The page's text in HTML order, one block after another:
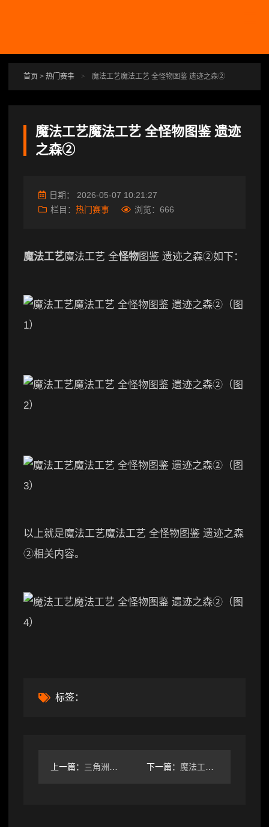
首页 > 热门赛事 > 魔法工艺魔法工艺 全怪物图鉴 遗迹之森②
魔法工艺魔法工艺 全怪物图鉴 遗迹
之森②
日期： 2026-05-07 10:21:27
栏目： 热门赛事 浏览： 666
魔法工艺魔法工艺 全怪物图鉴 遗迹之森②如下：
以上就是魔法工艺魔法工艺 全怪物图鉴 遗迹之森
②相关内容。
标签：
上一篇： 三角洲行动在洲里打 GO？！《三角洲》S7 赛季 20w 左 下一篇： 魔法工艺魔法工艺 全怪物图鉴 旧日深渊